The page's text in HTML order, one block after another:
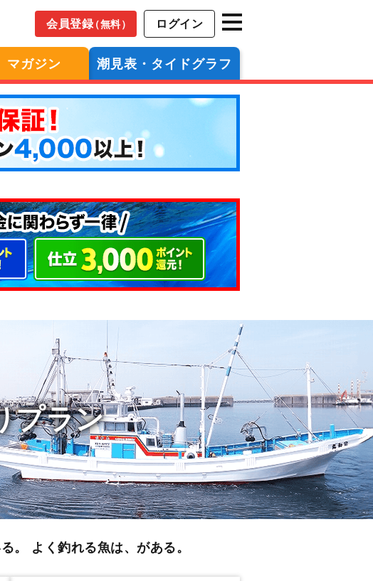
会員登録（無料） ログイン
マガジン 潮見表・タイドグラフ
プラン
。 よく釣れる魚は、がある。